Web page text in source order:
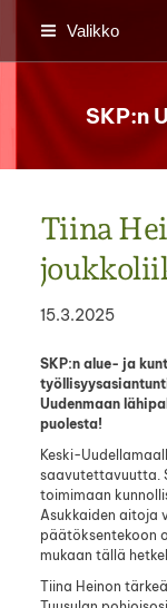
Siirry
sivun
sisältöön
Valikko
SKP:n
Tiina
15.3.2025
SKP:n alue- ja
Uudenmaan
puolesta!
Keski-
saavutettavuutta.
toimimaan
Asukkaiden aitoja
päätöksentekoon
mukaan tällä
Tiina Heinon